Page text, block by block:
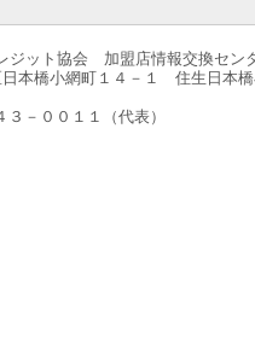
ジット協会 加盟店情報交換セン
本橋小網町１４－１ 住生日本橋
－００１１（代表）